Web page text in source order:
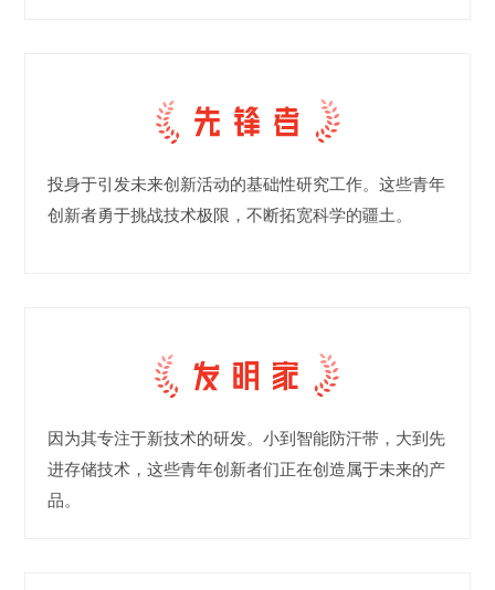
投身于引发未来创新活动的基础性研究工作。这些青年
创新者勇于挑战技术极限，不断拓宽科学的疆土。
因为其专注于新技术的研发。小到智能防汗带，大到先
进存储技术，这些青年创新者们正在创造属于未来的产
品。